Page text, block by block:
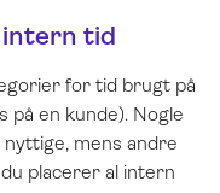
tid
for tid brugt på
på en kunde). Nogle
mens andre
placerer al intern